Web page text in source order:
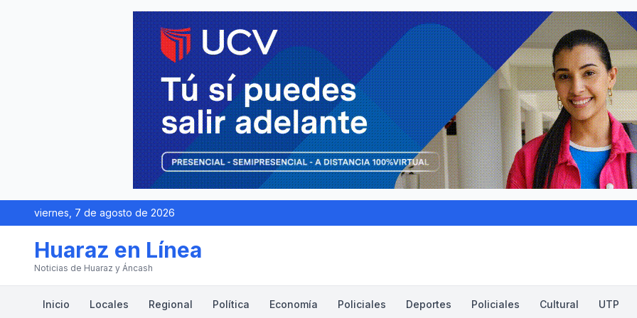
viernes, 7 de agosto de 2026
Huaraz en Línea
Noticias de Huaraz y Áncash
Inicio Locales Regional Política Economía Policiales Deportes Policiales Cultural UTP